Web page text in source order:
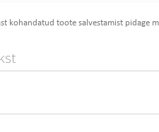
kohandatud toote salvestamist pidage